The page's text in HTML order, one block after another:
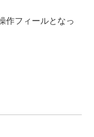
作フィールとなっ